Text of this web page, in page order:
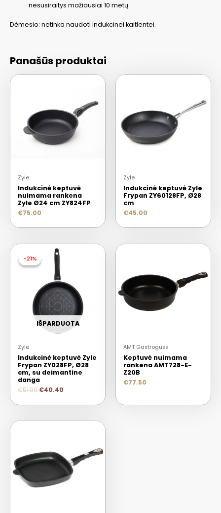
nesusiraitys mažiausiai 10 metų.
Dėmesio: netinka naudoti indukcinei kaitlentei.
Panašūs produktai
Zyle
Indukcinė keptuvė
nuimama rankena
Zyle Ø24 cm ZY824FP
€75.00
Zyle
Indukcinė keptuvė Zyle
Frypan ZY60128FP, Ø28
cm
€45.00
-21%
IŠPARDUOTA
-21%
Zyle
Indukcinė keptuvė Zyle
Frypan ZY028FP, Ø28
cm, su deimantine
danga
€51.00 €40.40
AMT Gastroguss
Keptuvė nuimama
rankena AMT728-E-
Z20B
€77.50